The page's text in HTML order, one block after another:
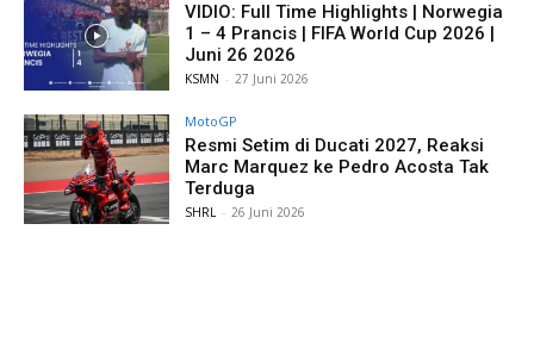
VIDIO: Full Time Highlights | Norwegia
1 – 4 Prancis | FIFA World Cup 2026 |
Juni 26 2026
KSMN - 27 Juni 2026
MotoGP
Resmi Setim di Ducati 2027, Reaksi
Marc Marquez ke Pedro Acosta Tak
Terduga
SHRL - 26 Juni 2026